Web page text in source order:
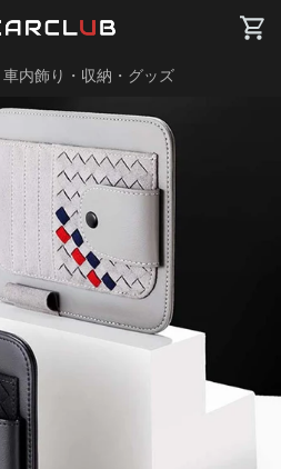
車内飾り・収納・グッズ